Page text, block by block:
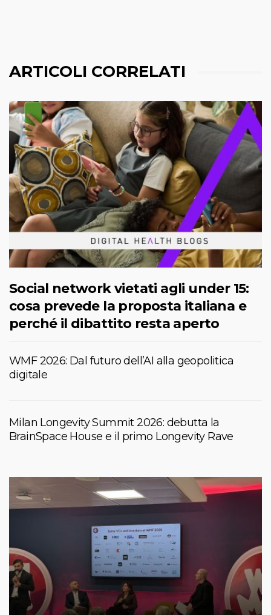
ARTICOLI CORRELATI
Social network vietati agli under 15:
cosa prevede la proposta italiana e
perché il dibattito resta aperto
WMF 2026: Dal futuro dell’AI alla geopolitica
digitale
Milan Longevity Summit 2026: debutta la
BrainSpace House e il primo Longevity Rave